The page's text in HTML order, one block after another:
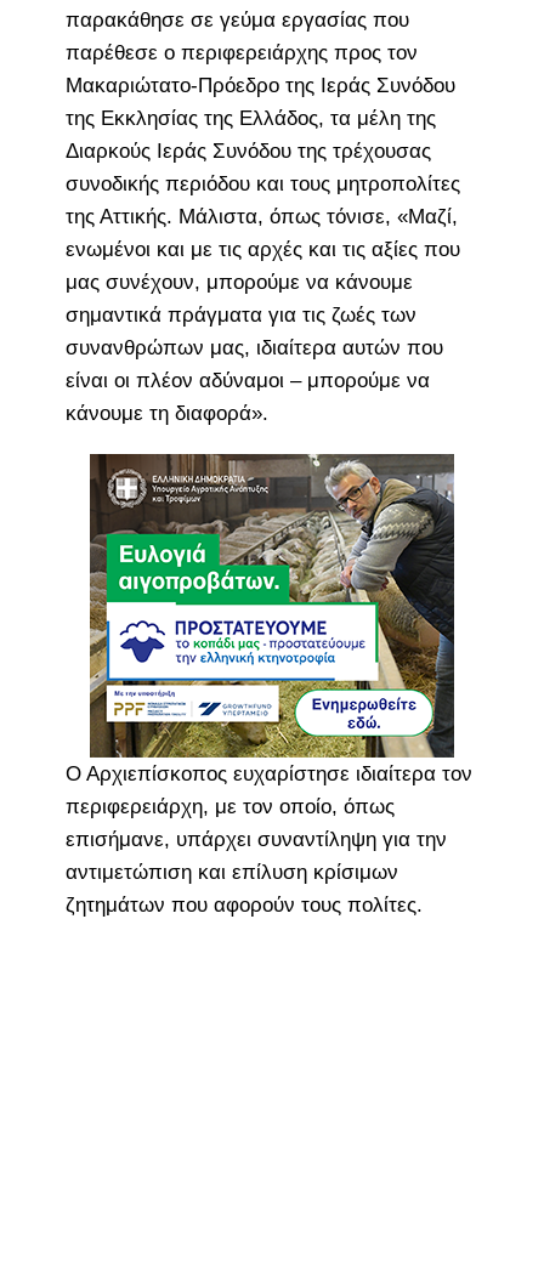
παρακάθησε σε γεύμα εργασίας που
παρέθεσε ο περιφερειάρχης προς τον
Μακαριώτατο-Πρόεδρο της Ιεράς Συνόδου
της Εκκλησίας της Ελλάδος, τα μέλη της
Διαρκούς Ιεράς Συνόδου της τρέχουσας
συνοδικής περιόδου και τους μητροπολίτες
της Αττικής. Μάλιστα, όπως τόνισε, «Μαζί,
ενωμένοι και με τις αρχές και τις αξίες που
μας συνέχουν, μπορούμε να κάνουμε
σημαντικά πράγματα για τις ζωές των
συνανθρώπων μας, ιδιαίτερα αυτών που
είναι οι πλέον αδύναμοι – μπορούμε να
κάνουμε τη διαφορά».
Ο Αρχιεπίσκοπος ευχαρίστησε ιδιαίτερα τον
περιφερειάρχη, με τον οποίο, όπως
επισήμανε, υπάρχει συναντίληψη για την
αντιμετώπιση και επίλυση κρίσιμων
ζητημάτων που αφορούν τους πολίτες.